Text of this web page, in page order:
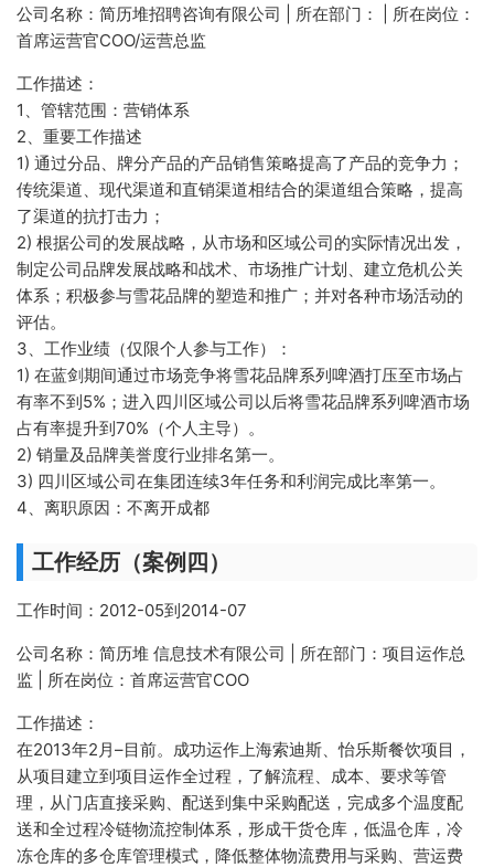
公司名称：简历堆招聘咨询有限公司 | 所在部门： | 所在岗位：
首席运营官COO/运营总监
工作描述：
1、管辖范围：营销体系
2、重要工作描述
1) 通过分品、牌分产品的产品销售策略提高了产品的竞争力；
传统渠道、现代渠道和直销渠道相结合的渠道组合策略，提高
了渠道的抗打击力；
2) 根据公司的发展战略，从市场和区域公司的实际情况出发，
制定公司品牌发展战略和战术、市场推广计划、建立危机公关
体系；积极参与雪花品牌的塑造和推广；并对各种市场活动的
评估。
3、工作业绩（仅限个人参与工作）：
1) 在蓝剑期间通过市场竞争将雪花品牌系列啤酒打压至市场占
有率不到5%；进入四川区域公司以后将雪花品牌系列啤酒市场
占有率提升到70%（个人主导）。
2) 销量及品牌美誉度行业排名第一。
3) 四川区域公司在集团连续3年任务和利润完成比率第一。
4、离职原因：不离开成都
工作经历（案例四）
工作时间：2012-05到2014-07
公司名称：简历堆 信息技术有限公司 | 所在部门：项目运作总
监 | 所在岗位：首席运营官COO
工作描述：
在2013年2月–目前。成功运作上海索迪斯、怡乐斯餐饮项目，
从项目建立到项目运作全过程，了解流程、成本、要求等管
理，从门店直接采购、配送到集中采购配送，完成多个温度配
送和全过程冷链物流控制体系，形成干货仓库，低温仓库，冷
冻仓库的多仓库管理模式，降低整体物流费用与采购、营运费